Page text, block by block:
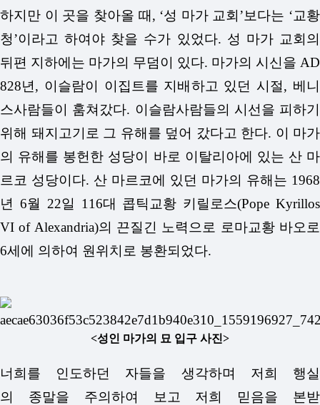
하지만 이 곳을 찾아올 때, ‘성 마가 교회’보다는 ‘교황
청’이라고 하여야 찾을 수가 있었다. 성 마가 교회의
뒤편 지하에는 마가의 무덤이 있다. 마가의 시신을 AD
828년, 이슬람이 이집트를 지배하고 있던 시절, 베니
스사람들이 훔쳐갔다. 이슬람사람들의 시선을 피하기
위해 돼지고기로 그 유해를 덮어 갔다고 한다. 이 마가
의 유해를 봉헌한 성당이 바로 이탈리아에 있는 산 마
르코 성당이다. 산 마르코에 있던 마가의 유해는 1968
년 6월 22일 116대 콥틱교황 키릴로스(Pope Kyrillos
VI of Alexandria)의 끈질긴 노력으로 로마교황 바오로
6세에 의하여 원위치로 봉환되었다.
<성인 마가의 묘 입구 사진>
너희를 인도하던 자들을 생각하며 저희 행실
의 종말을 주의하여 보고 저희 믿음을 본받